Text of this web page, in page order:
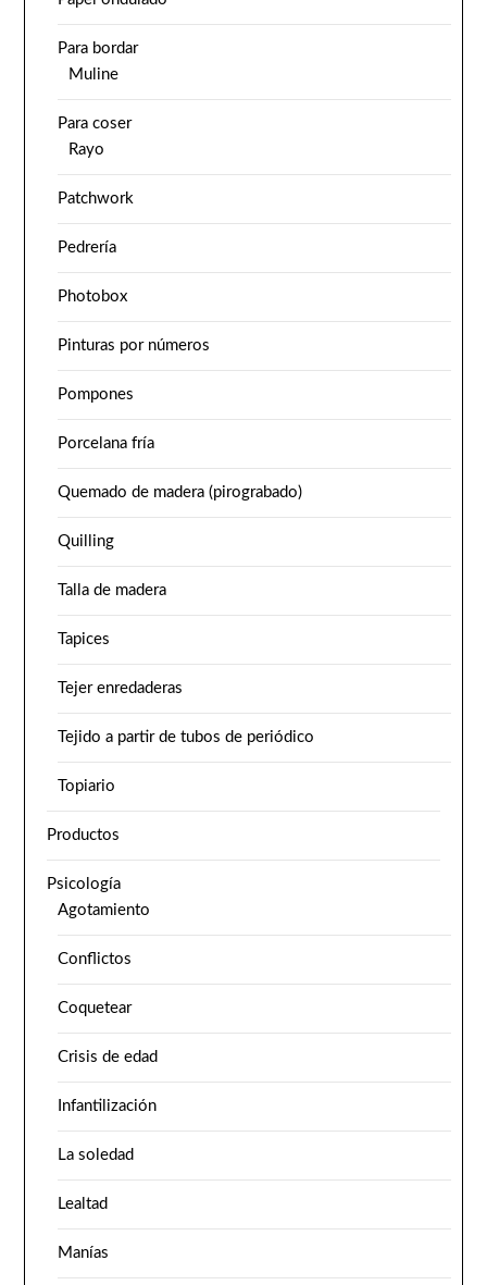
Para bordar
Muline
Para coser
Rayo
Patchwork
Pedrería
Photobox
Pinturas por números
Pompones
Porcelana fría
Quemado de madera (pirograbado)
Quilling
Talla de madera
Tapices
Tejer enredaderas
Tejido a partir de tubos de periódico
Topiario
Productos
Psicología
Agotamiento
Conflictos
Coquetear
Crisis de edad
Infantilización
La soledad
Lealtad
Manías